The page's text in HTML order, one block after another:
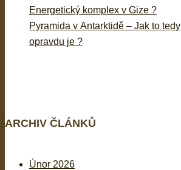
Energetický komplex v Gize ?
Pyramida v Antarktidě – Jak to tedy
opravdu je ?
ARCHIV ČLÁNKŮ
Únor 2026